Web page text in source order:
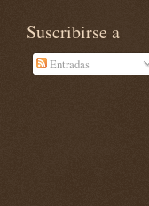
Suscribirse a
Entradas